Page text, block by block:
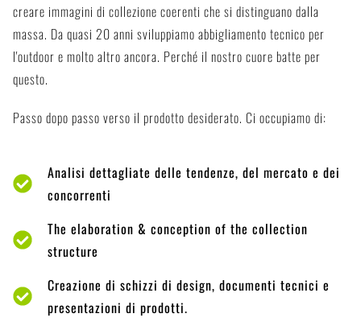
creare immagini di collezione coerenti che si distinguano dalla
massa. Da quasi 20 anni sviluppiamo abbigliamento tecnico per
l'outdoor e molto altro ancora. Perché il nostro cuore batte per
questo.
Passo dopo passo verso il prodotto desiderato. Ci occupiamo di:
Analisi dettagliate delle tendenze, del mercato e dei
concorrenti
The elaboration & conception of the collection
structure
Creazione di schizzi di design, documenti tecnici e
presentazioni di prodotti.